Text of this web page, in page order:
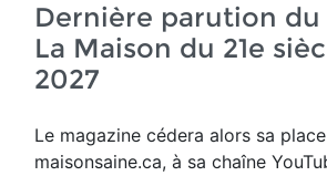
Dernière parution du
La Maison du 21e
2027
Le magazine cédera alors sa
maisonsaine.ca, à sa chaîne